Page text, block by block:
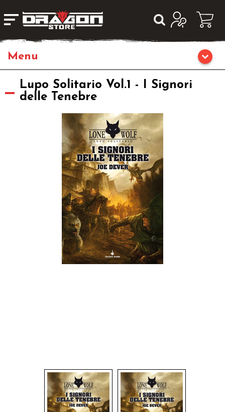
Giochi da Tavolo
Giochi di Carte Collezionabili
Lupo Solitario Vol.1 - I Signori
delle Tenebre